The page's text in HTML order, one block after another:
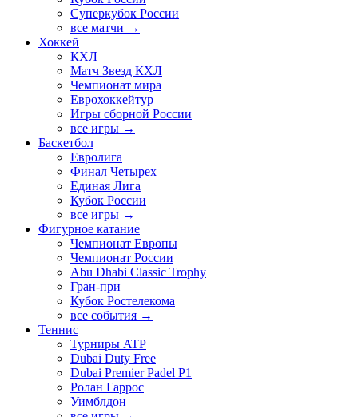
Суперкубок России
все матчи →
Хоккей
КХЛ
Матч Звезд КХЛ
Чемпионат мира
Еврохоккейтур
Игры сборной России
все игры →
Баскетбол
Евролига
Финал Четырех
Единая Лига
Кубок России
все игры →
Фигурное катание
Чемпионат Европы
Чемпионат России
Abu Dhabi Classic Trophy
Гран-при
Кубок Ростелекома
все события →
Теннис
Турниры ATP
Dubai Duty Free
Dubai Premier Padel P1
Ролан Гаррос
Уимблдон